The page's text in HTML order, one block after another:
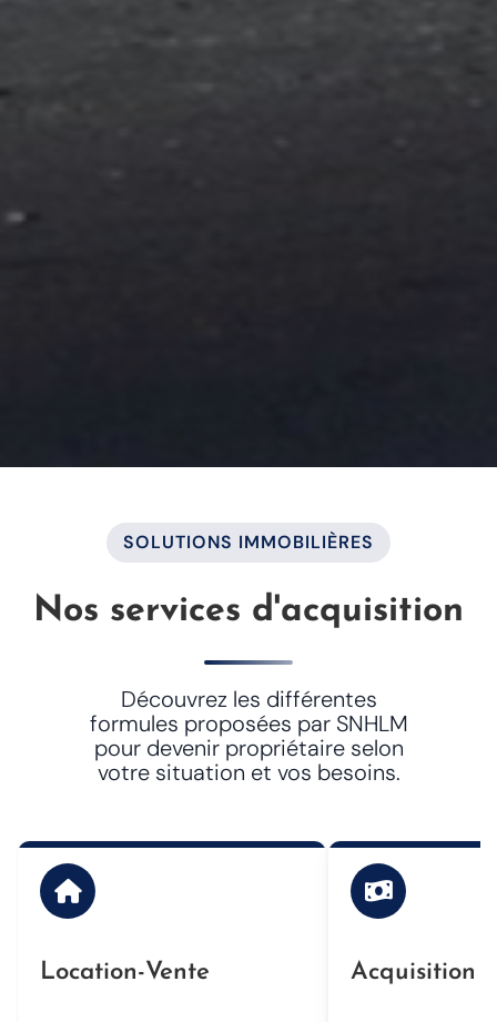
SOLUTIONS IMMOBILIÈRES
Nos services d'acquisition
Découvrez les différentes
formules proposées par SNHLM
pour devenir propriétaire selon
votre situation et vos besoins.
Location-Vente Acquisition